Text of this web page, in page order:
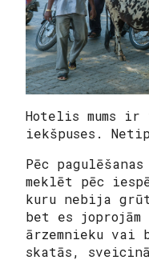
Hotelis mums
iekšpuses.
Pēc
meklēt pēc
kuru nebija
bet es joprojām
ārzemnieku vai
skatās,